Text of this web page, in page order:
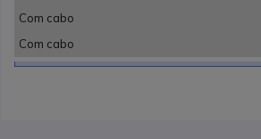
Com cabo
Com cabo